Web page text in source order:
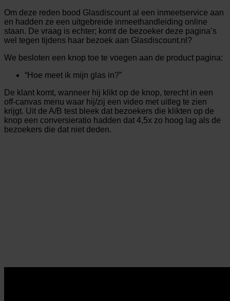
Om deze reden bood Glasdiscount al een inmeetservice aan
en hadden ze een uitgebreide inmeethandleiding online
staan. De vraag is echter; komt de bezoeker deze pagina’s
wel tegen tijdens haar bezoek aan Glasdiscount.nl?
We besloten een knop toe te voegen aan de product pagina:
“Hoe meet ik mijn glas in?”
De klant komt, wanneer hij klikt op de knop, terecht in een
off-canvas menu waar hij/zij een video met uitleg te zien
krijgt. Uit de A/B test bleek dat bezoekers die klikten op de
knop een conversieratio hadden dat 4,5x zo hoog lag als de
bezoekers die dat niet deden.